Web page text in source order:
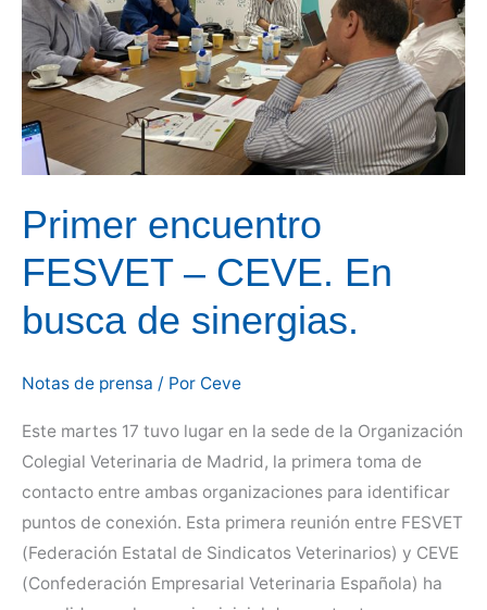
para
la
mejora
la
profesión
el
sector
veterinario.
Primer encuentro
FESVET – CEVE. En
busca de sinergias.
Notas de prensa / Por Ceve
Este martes 17 tuvo lugar en la sede de la Organización
Colegial Veterinaria de Madrid, la primera toma de
contacto entre ambas organizaciones para identificar
puntos de conexión. Esta primera reunión entre FESVET
(Federación Estatal de Sindicatos Veterinarios) y CEVE
(Confederación Empresarial Veterinaria Española) ha